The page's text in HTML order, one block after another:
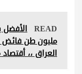
bo
ok
gr
a
m
r READ
مليون طن فائض
العراق ،،